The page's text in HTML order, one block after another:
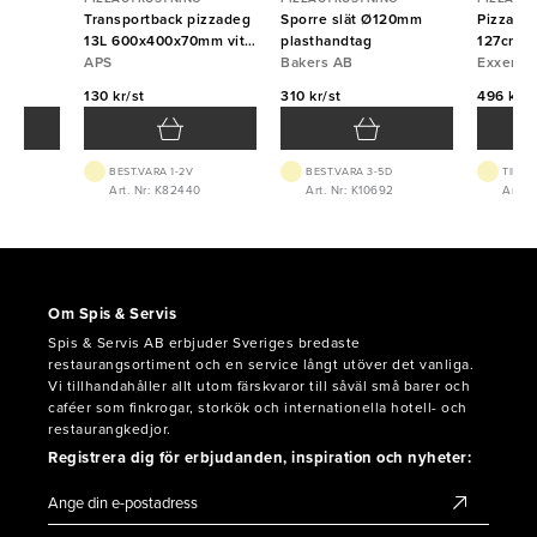
Transportback pizzadeg
13L 600x400x70mm vit
APS
APS
130 kr/st
BEST.VARA 1-2V
Art. Nr: K82440
Sporre slät Ø120mm
plasthandtag
Bakers AB
310 kr/st
BEST.VARA 3-5D
Art. Nr: K10692
127cm
Exxent
496 kr/
Art.
Om Spis & Servis
Spis & Servis AB erbjuder Sveriges bredaste
restaurangsortiment och en service långt utöver det vanliga.
Vi tillhandahåller allt utom färskvaror till såväl små barer och
caféer som finkrogar, storkök och internationella hotell- och
restaurangkedjor.
Registrera dig för erbjudanden, inspiration och nyheter: